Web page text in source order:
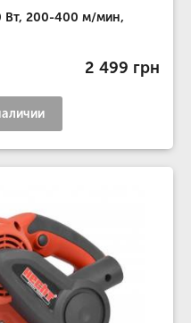
Вт, 200-400 м/мин,
2 499 грн